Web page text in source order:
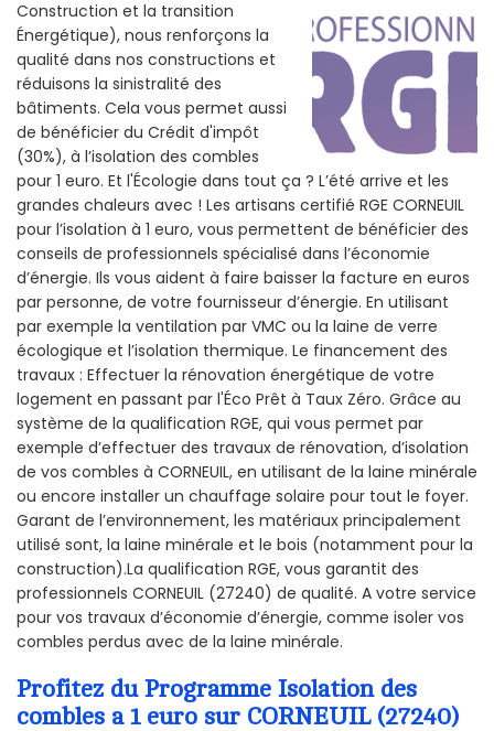
Construction et la transition
Énergétique), nous renforçons la
qualité dans nos constructions et
réduisons la sinistralité des
bâtiments. Cela vous permet aussi
de bénéficier du Crédit d'impôt
(30%), à l’isolation des combles
pour 1 euro. Et l'Écologie dans tout ça ? L’été arrive et les
grandes chaleurs avec ! Les artisans certifié RGE CORNEUIL
pour l’isolation à 1 euro, vous permettent de bénéficier des
conseils de professionnels spécialisé dans l’économie
d’énergie. Ils vous aident à faire baisser la facture en euros
par personne, de votre fournisseur d’énergie. En utilisant
par exemple la ventilation par VMC ou la laine de verre
écologique et l’isolation thermique. Le financement des
travaux : Effectuer la rénovation énergétique de votre
logement en passant par l'Éco Prêt à Taux Zéro. Grâce au
système de la qualification RGE, qui vous permet par
exemple d’effectuer des travaux de rénovation, d’isolation
de vos combles à CORNEUIL, en utilisant de la laine minérale
ou encore installer un chauffage solaire pour tout le foyer.
Garant de l’environnement, les matériaux principalement
utilisé sont, la laine minérale et le bois (notamment pour la
construction).La qualification RGE, vous garantit des
professionnels CORNEUIL (27240) de qualité. A votre service
pour vos travaux d’économie d’énergie, comme isoler vos
combles perdus avec de la laine minérale.
Profitez du Programme Isolation des
combles a 1 euro sur CORNEUIL (27240)